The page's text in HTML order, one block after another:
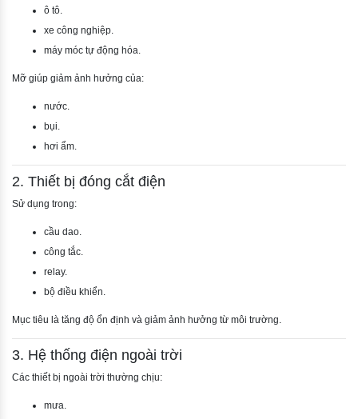
ô tô.
xe công nghiệp.
máy móc tự động hóa.
Mỡ giúp giảm ảnh hưởng của:
nước.
bụi.
hơi ẩm.
2. Thiết bị đóng cắt điện
Sử dụng trong:
cầu dao.
công tắc.
relay.
bộ điều khiển.
Mục tiêu là tăng độ ổn định và giảm ảnh hưởng từ môi trường.
3. Hệ thống điện ngoài trời
Các thiết bị ngoài trời thường chịu:
mưa.